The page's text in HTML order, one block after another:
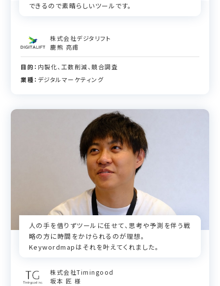
できるので素晴らしいツールです。
株式会社デジタリフト
鹿熊 亮甫
目的： 内製化、工数削減、競合調査
業種： デジタルマーケティング
人の手を借りずツールに任せて、思考や予測を伴う戦
略の方に時間をかけられるのが理想。
Keywordmapはそれを叶えてくれました。
株式会社Timingood
坂本 匠 様